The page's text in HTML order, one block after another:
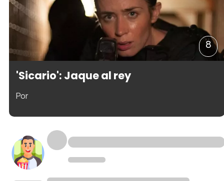
8
'Sicario': Jaque al rey
Por